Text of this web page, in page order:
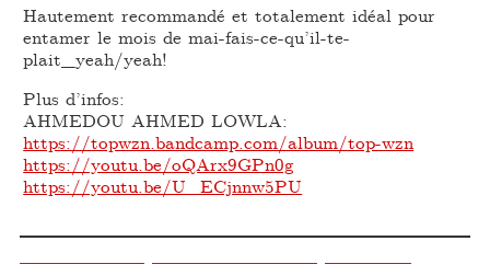
Hautement recommandé et totalement idéal pour
entamer le mois de mai-fais-ce-qu’il-te-
plait_yeah/yeah!
Plus d’infos:
AHMEDOU AHMED LOWLA:
https://topwzn.bandcamp.com/album/top-wzn
https://youtu.be/oQArx9GPn0g
https://youtu.be/U_ECjnnw5PU